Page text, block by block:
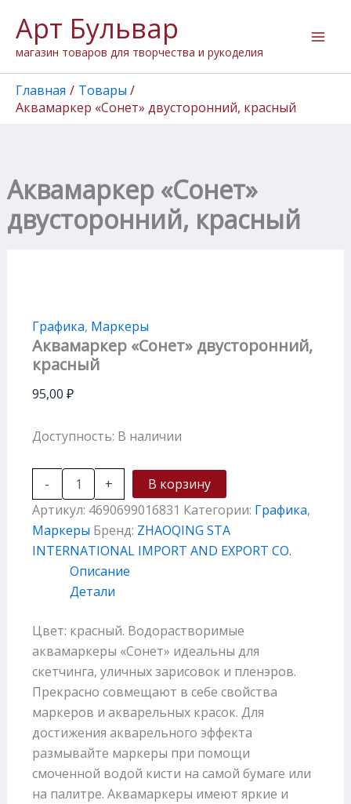
содержимому
Арт Бульвар
магазин товаров для творчества и рукоделия
Главная
Товары
Аквамаркер «Сонет» двусторонний, красный
Аквамаркер «Сонет»
двусторонний, красный
Графика, Маркеры
Аквамаркер «Сонет» двусторонний,
красный
95,00 ₽
Доступность: В наличии
-
товара
Аквамаркер
"Сонет"
двусторонний,
красный
+
В корзину
Артикул: 4690699016831 Категории: Графика,
Маркеры Бренд: ZHAOQING STA
INTERNATIONAL IMPORT AND EXPORT CO.
Описание
Детали
Цвет: красный. Водорастворимые
аквамаркеры «Сонет» идеальны для
скетчинга, уличных зарисовок и пленэров.
Прекрасно совмещают в себе свойства
маркеров и акварельных красок. Для
достижения акварельного эффекта
размывайте маркеры при помощи
смоченной водой кисти на самой бумаге или
на палитре. Аквамаркеры имеют яркие и